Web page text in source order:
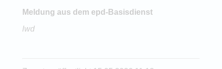
Meldung aus dem epd-Basisdienst
lwd